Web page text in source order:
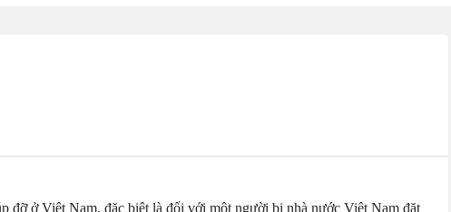
đỡ ở Việt Nam, đặc biệt là đối với một người bị nhà nước Việt Nam đặt